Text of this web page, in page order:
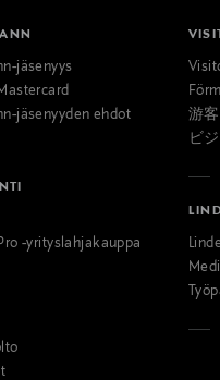
jäsenyys
jäsenyyden ehdot
-yrityslahjakauppa
游
ビ